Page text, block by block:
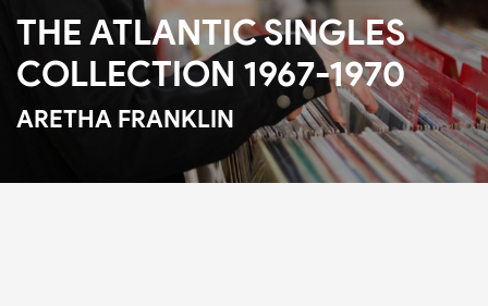
THE ATLANTIC SINGLES
COLLECTION 1967-1970
ARETHA FRANKLIN